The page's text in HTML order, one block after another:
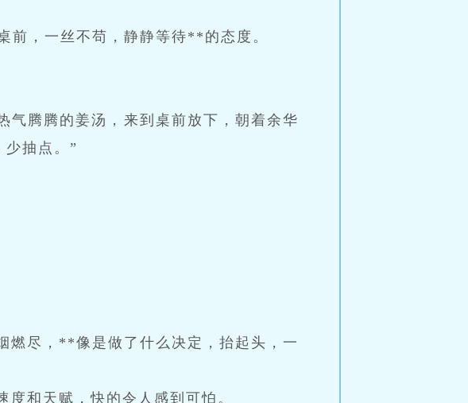
前，一丝不苟，静静等待**的态度。
气腾腾的姜汤，来到桌前放下，朝着余华
抽点。”
燃尽，**像是做了什么决定，抬起头，一
和天赋，快的令人感到可怕。